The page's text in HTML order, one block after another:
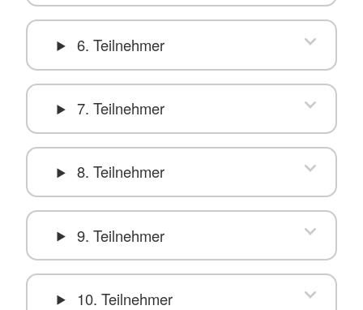
6. Teilnehmer
7. Teilnehmer
8. Teilnehmer
9. Teilnehmer
10. Teilnehmer